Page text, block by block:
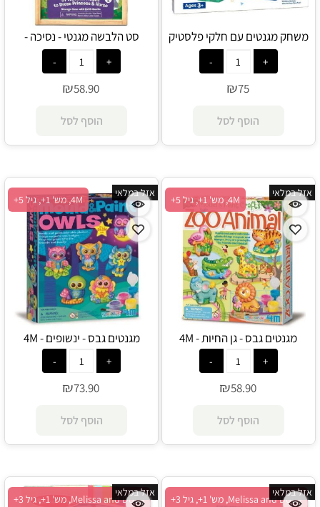
משחק מגנטים עם חלקי פלסטיק
דמוי לגו 190 חלקים - Playmager
₪75
הוסף לסל
סט הלבשה מגנטי - נסיכה -
Melissa and Doug
₪58.90
הוסף לסל
4M, מש' 1+, גיל 5+
אזל במלאי
מגנטים גבס - גן החיות - 4M
₪58.90
הוסף לסל
4M, מש' 1+, גיל 5+
אזל במלאי
מגנטים גבס - ינשופים - 4M
₪73.90
הוסף לסל
Melissa and Doug, מש' 1+, גיל 3+
אזל במלאי
Melissa and Doug, מש' 1+, גיל 3+
אזל במלאי